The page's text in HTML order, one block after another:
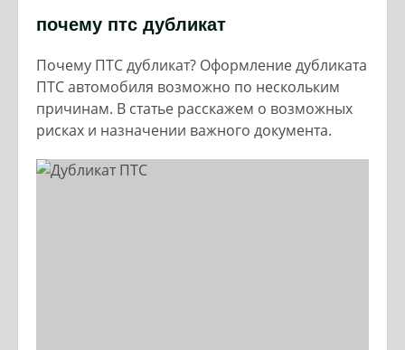
почему птс дубликат
Почему ПТС дубликат? Оформление дубликата
ПТС автомобиля возможно по нескольким
причинам. В статье расскажем о возможных
рисках и назначении важного документа.